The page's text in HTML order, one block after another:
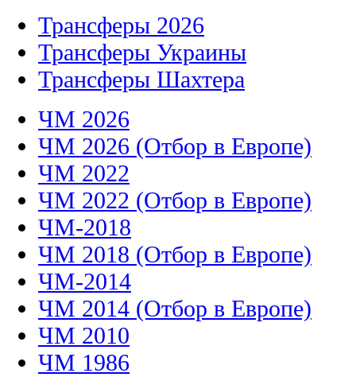
Трансферы 2026
Трансферы Украины
Трансферы Шахтера
ЧМ 2026
ЧМ 2026 (Отбор в Европе)
ЧМ 2022
ЧМ 2022 (Отбор в Европе)
ЧМ-2018
ЧМ 2018 (Отбор в Европе)
ЧМ-2014
ЧМ 2014 (Отбор в Европе)
ЧМ 2010
ЧМ 1986